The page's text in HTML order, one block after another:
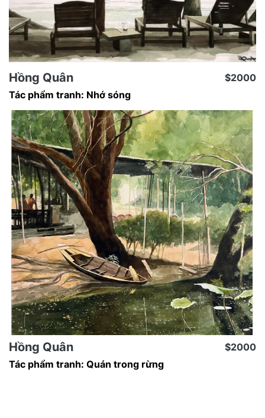
Hồng Quân
Tác phẩm tranh: Nhớ sóng
$2000
Hồng Quân
Tác phẩm tranh: Quán trong rừng
$2000